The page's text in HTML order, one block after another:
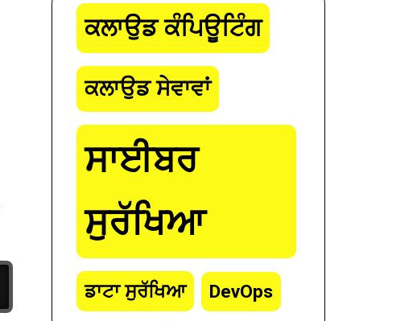
ਕਲਾਉਡ ਕੰਪਿਊਟਿੰਗ
ਕਲਾਉਡ ਸੇਵਾਵਾਂ
ਸਾਈਬਰ
ਸੁਰੱਖਿਆ
ਡਾਟਾ ਸੁਰੱਖਿਆ DevOps